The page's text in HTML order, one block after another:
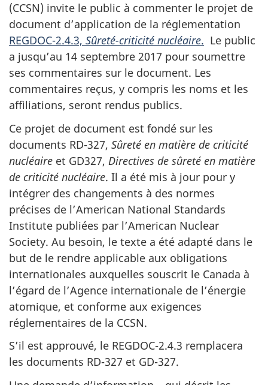
(CCSN) invite le public à commenter le projet de
document d’application de la réglementation
REGDOC-2.4.3, Sûreté-criticité nucléaire. Le public
a jusqu’au 14 septembre 2017 pour soumettre
ses commentaires sur le document. Les
commentaires reçus, y compris les noms et les
affiliations, seront rendus publics.
Ce projet de document est fondé sur les
documents RD-327, Sûreté en matière de criticité
nucléaire et GD­327, Directives de sûreté en matière
de criticité nucléaire. Il a été mis à jour pour y
intégrer des changements à des normes
précises de l’American National Standards
Institute publiées par l’American Nuclear
Society. Au besoin, le texte a été adapté dans le
but de le rendre applicable aux obligations
internationales auxquelles souscrit le Canada à
l’égard de l’Agence internationale de l’énergie
atomique, et conforme aux exigences
réglementaires de la CCSN.
S’il est approuvé, le REGDOC-2.4.3 remplacera
les documents RD-327 et GD-327.